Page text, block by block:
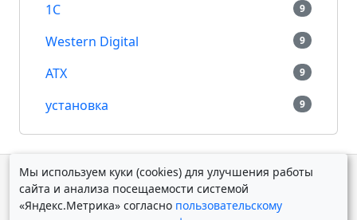
1С 9
Western Digital 9
ATX 9
установка 9
Мы используем куки (cookies) для улучшения работы
сайта и анализа посещаемости системой
«Яндекс.Метрика» согласно пользовательскому
© Дмитрий Косолапов 2007 — 2026.Старая версия
Powered byYii Framework